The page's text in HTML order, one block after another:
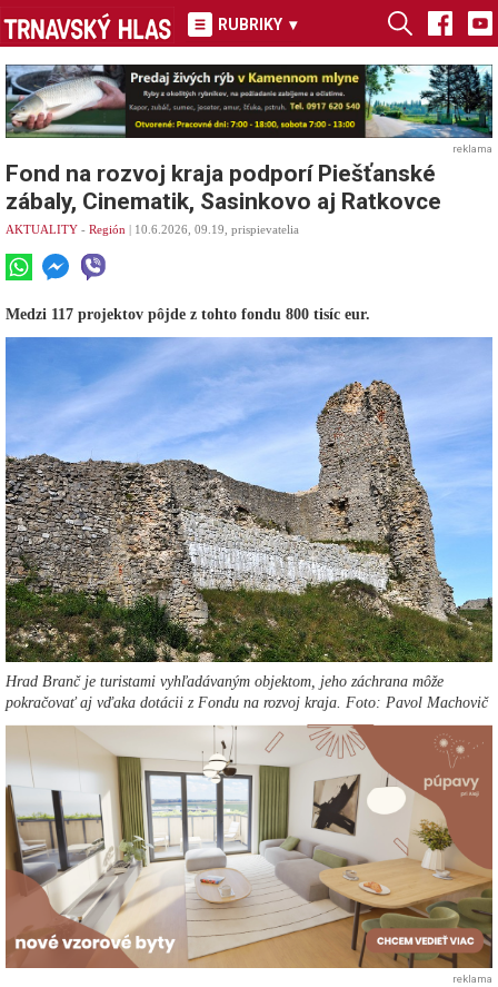
RUBRIKY ▾
reklama
Fond na rozvoj kraja podporí Piešťanské
zábaly, Cinematik, Sasinkovo aj Ratkovce
AKTUALITY - Región | 10.6.2026, 09.19, prispievatelia
Medzi 117 projektov pôjde z tohto fondu 800 tisíc eur.
Hrad Branč je turistami vyhľadávaným objektom, jeho záchrana môže
pokračovať aj vďaka dotácii z Fondu na rozvoj kraja. Foto: Pavol Machovič
reklama